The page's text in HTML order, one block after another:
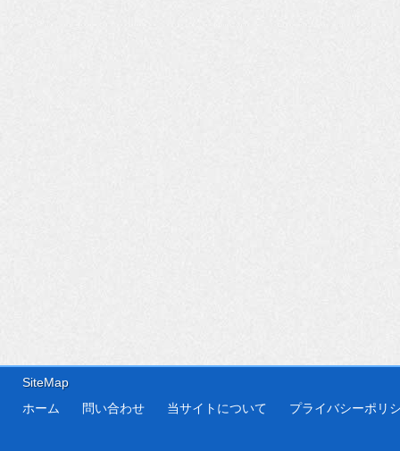
SiteMap
ホーム
問い合わせ 当サイトについて プライバシーポリ